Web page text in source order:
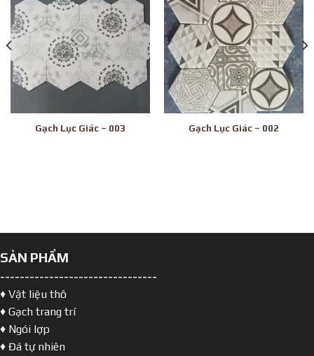
Gạch Lục Giác – 003 Gạch Lục Giác – 002
SẢN PHẨM
--------------------------------
♦ Vật liệu thô
♦ Gạch trang trí
♦ Ngói lợp
♦ Đá tự nhiên